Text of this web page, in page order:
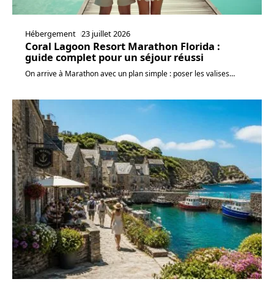
Hébergement 23 juillet 2026
Coral Lagoon Resort Marathon Florida :
guide complet pour un séjour réussi
On arrive à Marathon avec un plan simple : poser les valises…